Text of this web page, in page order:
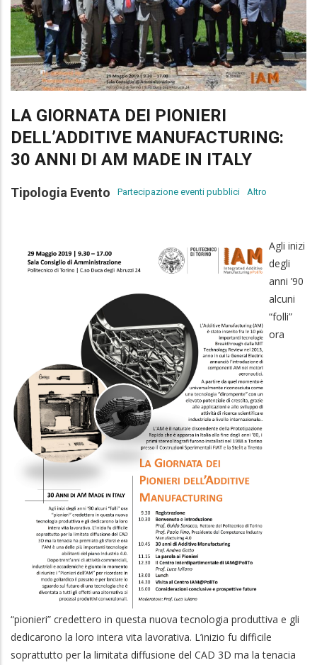
LA GIORNATA DEI PIONIERI
DELL’ADDITIVE MANUFACTURING:
30 ANNI DI AM MADE IN ITALY
Tipologia Evento Partecipazione eventi pubblici Altro
Agli inizi
degli
anni ’90
alcuni
“folli”
ora
“pionieri” credettero in questa nuova tecnologia produttiva e gli
dedicarono la loro intera vita lavorativa. L’inizio fu difficile
soprattutto per la limitata diffusione del CAD 3D ma la tenacia